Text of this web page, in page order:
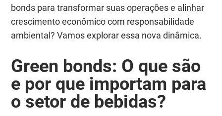
bonds para transformar suas operações e alinhar
crescimento econômico com responsabilidade
ambiental? Vamos explorar essa nova dinâmica.
Green bonds: O que são
e por que importam para
o setor de bebidas?